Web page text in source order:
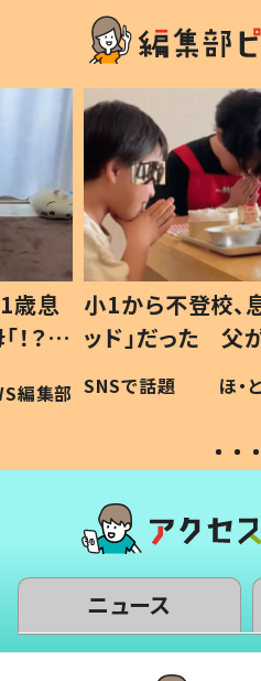
歳息
？」
編集部
小1から不登校、
ッド」だった 父
作り続ける理由
#令和の子
SNSで話題 ほ・
ニュース